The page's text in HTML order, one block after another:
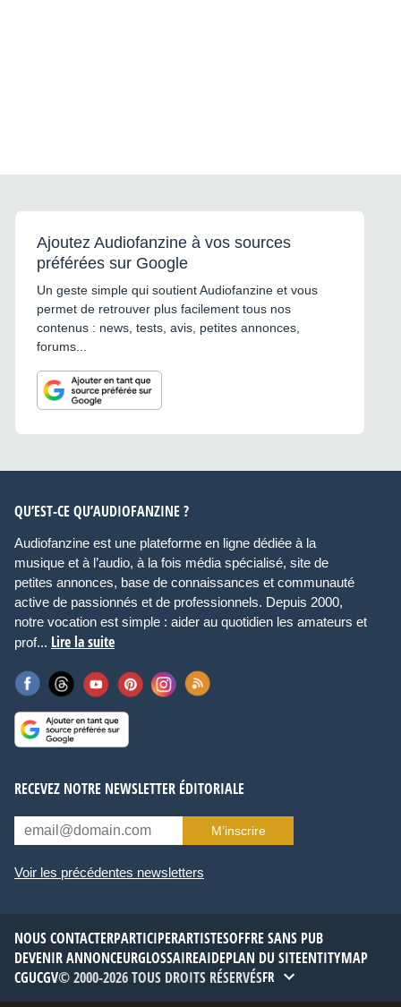
Ajoutez Audiofanzine à vos sources
préférées sur Google
Un geste simple qui soutient Audiofanzine et vous
permet de retrouver plus facilement tous nos
contenus : news, tests, avis, petites annonces,
forums...
QU’EST-CE QU’AUDIOFANZINE ?
Audiofanzine est une plateforme en ligne dédiée à la
musique et à l’audio, à la fois média spécialisé, site de
petites annonces, base de connaissances et communauté
active de passionnés et de professionnels. Depuis 2000,
notre vocation est simple : aider au quotidien les amateurs et
prof... Lire la suite
RECEVEZ NOTRE NEWSLETTER ÉDITORIALE
M’inscrire
Voir les précédentes newsletters
NOUS CONTACTERPARTICIPERARTISTESOFFRE SANS PUB
DEVENIR ANNONCEURGLOSSAIREAIDEPLAN DU SITEENTITYMAP
CGUCGV© 2000-2026 TOUS DROITS RÉSERVÉSFR